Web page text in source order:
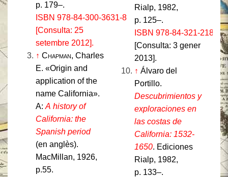
p. 179–.
ISBN 978-84-300-3631-8
[Consulta: 25
setembre 2012].
↑ Chapman, Charles
E. «Origin and
application of the
name California».
A: A history of
California: the
Spanish period
(en anglès).
MacMillan, 1926,
p.55.
Rialp, 1982,
p. 125–.
ISBN 978-84-321-2189-0
[Consulta: 3 gener
2013].
↑ Álvaro del
Portillo.
Descubrimientos y
exploraciones en
las costas de
California: 1532-
1650. Ediciones
Rialp, 1982,
p. 133–.